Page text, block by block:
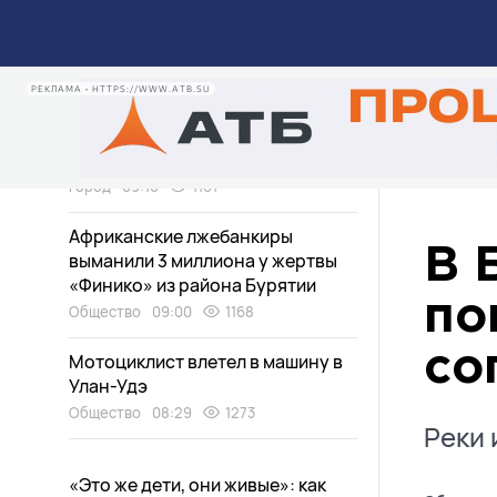
РЕКЛАМА • HTTPS://WWW.ATB.SU
В
Реки
Происшествия 09:33
Блага цивилизации временно
отключили в Улан-Удэ
Город 09:16 1101
Африканские лжебанкиры
выманили 3 миллиона у жертвы
«Финико» из района Бурятии
Общество 09:00 1168
Мотоциклист влетел в машину в
Улан-Удэ
Общество 08:29 1273
«Это же дети, они живые»: как